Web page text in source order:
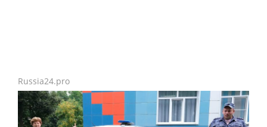
Russia24.pro